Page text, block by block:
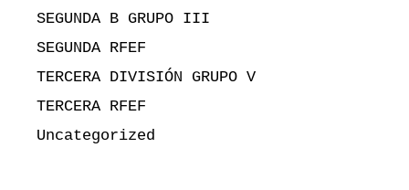
SEGUNDA B GRUPO III
SEGUNDA RFEF
TERCERA DIVISIÓN GRUPO V
TERCERA RFEF
Uncategorized